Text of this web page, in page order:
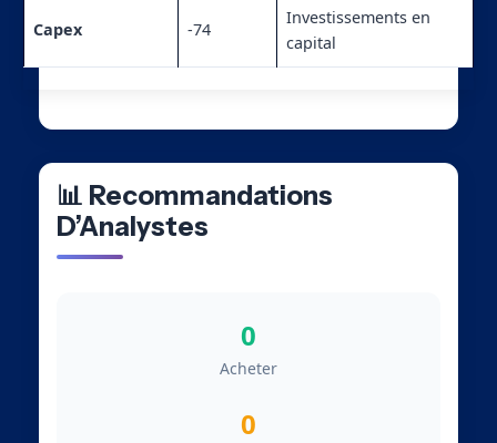
Capex -74
Investissements en
capital
📊 Recommandations
D’Analystes
0
Acheter
0